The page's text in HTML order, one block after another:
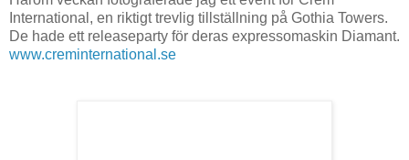
International, en riktigt trevlig tillställning på Gothia Towers.
De hade ett releaseparty för deras expressomaskin Diamant.
www.creminternational.se